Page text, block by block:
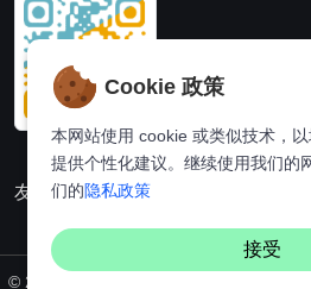
友情链接：动漫派
© 2026. All rights reserved by
Cookie 政策
本网站使用 cookie 或类似技术，
提供个性化建议。继续使用我们的
们的隐私政策
接受